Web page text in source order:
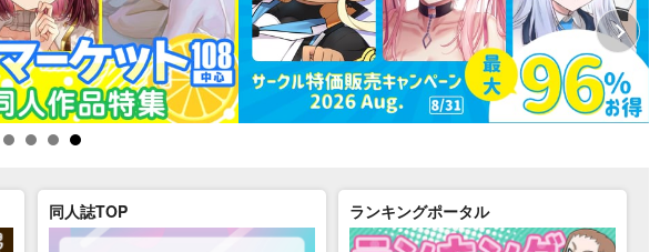
同人誌TOP ランキングポータル